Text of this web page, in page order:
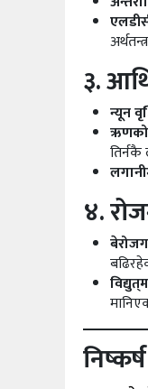
३.
न्यून
४.
निष्कर्ष